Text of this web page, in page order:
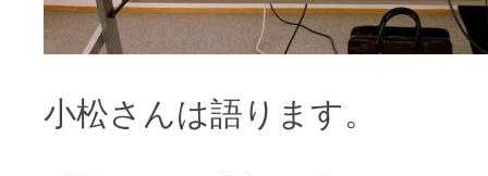
小松さんは語ります。